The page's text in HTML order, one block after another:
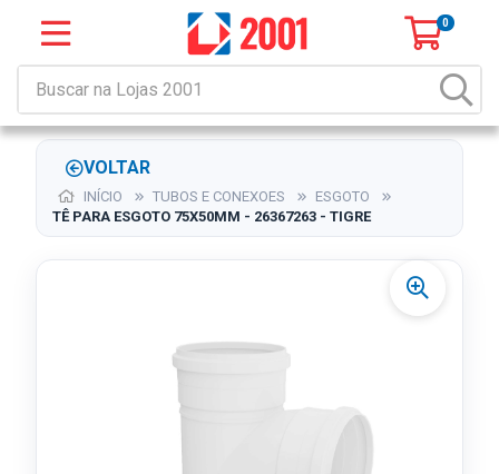
0
VOLTAR
INÍCIO TUBOS E CONEXOES
ESGOTO
TÊ PARA ESGOTO 75X50MM - 26367263 - TIGRE